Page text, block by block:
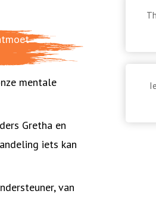
je ontmoet
mentale
Gretha en
iets kan
van